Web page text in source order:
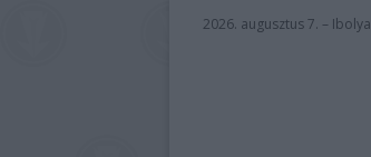
2026. augusztus 7. – Ibolya